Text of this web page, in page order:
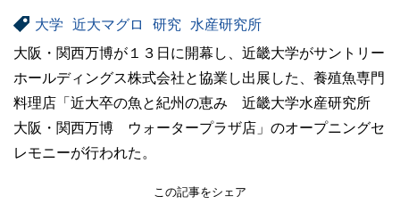
大学 近大マグロ 研究
水産研究所
大阪・関西万博が１３日に開幕し、近畿大学がサントリー
ホールディングス株式会社と協業し出展した、養殖魚専門
料理店「近大卒の魚と紀州の恵み 近畿大学水産研究所
大阪・関西万博 ウォータープラザ店」のオープニングセ
レモニーが行われた。
この記事をシェア